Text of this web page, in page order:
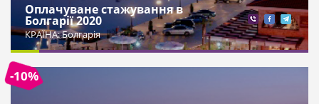
Оплачуване стажування в
Болгарії 2020
КРАЇНА: Болгарія
-10%